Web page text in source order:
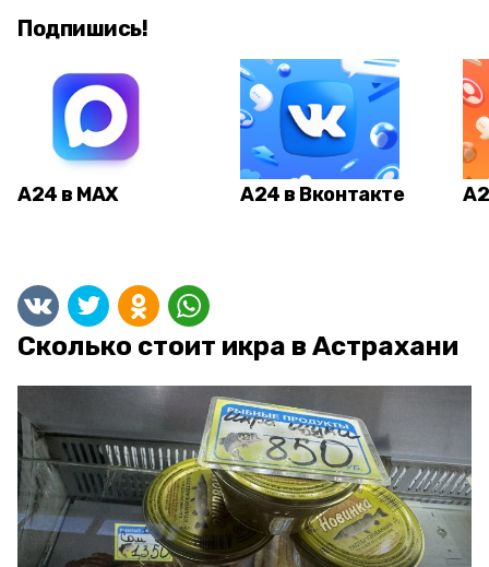
Подпишись!
А24 в MAX А24 в Вконтакте
Сколько стоит икра в Астрахани